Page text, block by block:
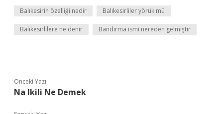
Balıkesirin özelliği nedir Balıkesirliler yörük mü
Balıkesirlilere ne denir Bandırma ismi nereden gelmiştir
Önceki Yazı
Na Ikili Ne Demek